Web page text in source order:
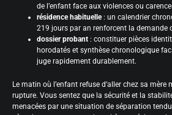
de l’enfant face aux violences ou
résidence habituelle: un calendrier
219 jours par an renforcent la demande
dossier probant : constituer pièces
horodatés et synthèse chronologique
juge rapidement durablement.
Le matin où l’enfant refuse d’aller chez sa
rupture. Vous sentez que la sécurité et la
menacées par une situation de séparation